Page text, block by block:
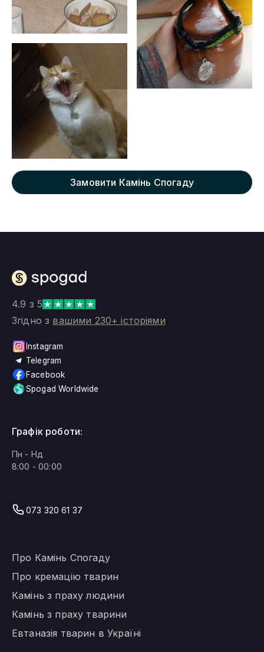
Замовити Камінь Спогаду
4.9 з 5
Згідно з вашими 230+ історіями
Instagram
Telegram
Facebook
Spogad Worldwide
Про Камінь Спогаду
Про кремацію тварин
Камінь з праху людини
Камінь з праху тварини
Евтаназія тварин в Україні
Графік роботи:
Пн - Нд
8:00 - 00:00
073 320 61 37